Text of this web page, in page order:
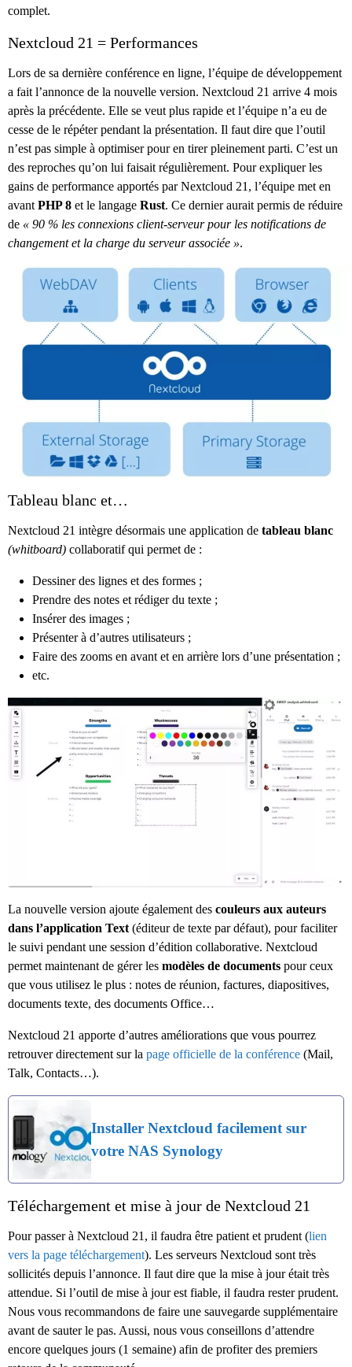
complet.
Nextcloud 21 = Performances
Lors de sa dernière conférence en ligne, l’équipe de développement
a fait l’annonce de la nouvelle version. Nextcloud 21 arrive 4 mois
après la précédente. Elle se veut plus rapide et l’équipe n’a eu de
cesse de le répéter pendant la présentation. Il faut dire que l’outil
n’est pas simple à optimiser pour en tirer pleinement parti. C’est un
des reproches qu’on lui faisait régulièrement. Pour expliquer les
gains de performance apportés par Nextcloud 21, l’équipe met en
avant PHP 8 et le langage Rust. Ce dernier aurait permis de réduire
de « 90 % les connexions client-serveur pour les notifications de
changement et la charge du serveur associée ».
Tableau blanc et…
Nextcloud 21 intègre désormais une application de tableau blanc
(whitboard) collaboratif qui permet de :
Dessiner des lignes et des formes ;
Prendre des notes et rédiger du texte ;
Insérer des images ;
Présenter à d’autres utilisateurs ;
Faire des zooms en avant et en arrière lors d’une présentation ;
etc.
La nouvelle version ajoute également des couleurs aux auteurs
dans l’application Text (éditeur de texte par défaut), pour faciliter
le suivi pendant une session d’édition collaborative. Nextcloud
permet maintenant de gérer les modèles de documents pour ceux
que vous utilisez le plus : notes de réunion, factures, diapositives,
documents texte, des documents Office…
Nextcloud 21 apporte d’autres améliorations que vous pourrez
retrouver directement sur la page officielle de la conférence (Mail,
Talk, Contacts…).
Installer Nextcloud facilement sur
votre NAS Synology
Téléchargement et mise à jour de Nextcloud 21
Pour passer à Nextcloud 21, il faudra être patient et prudent (lien
vers la page téléchargement). Les serveurs Nextcloud sont très
sollicités depuis l’annonce. Il faut dire que la mise à jour était très
attendue. Si l’outil de mise à jour est fiable, il faudra rester prudent.
Nous vous recommandons de faire une sauvegarde supplémentaire
avant de sauter le pas. Aussi, nous vous conseillons d’attendre
encore quelques jours (1 semaine) afin de profiter des premiers